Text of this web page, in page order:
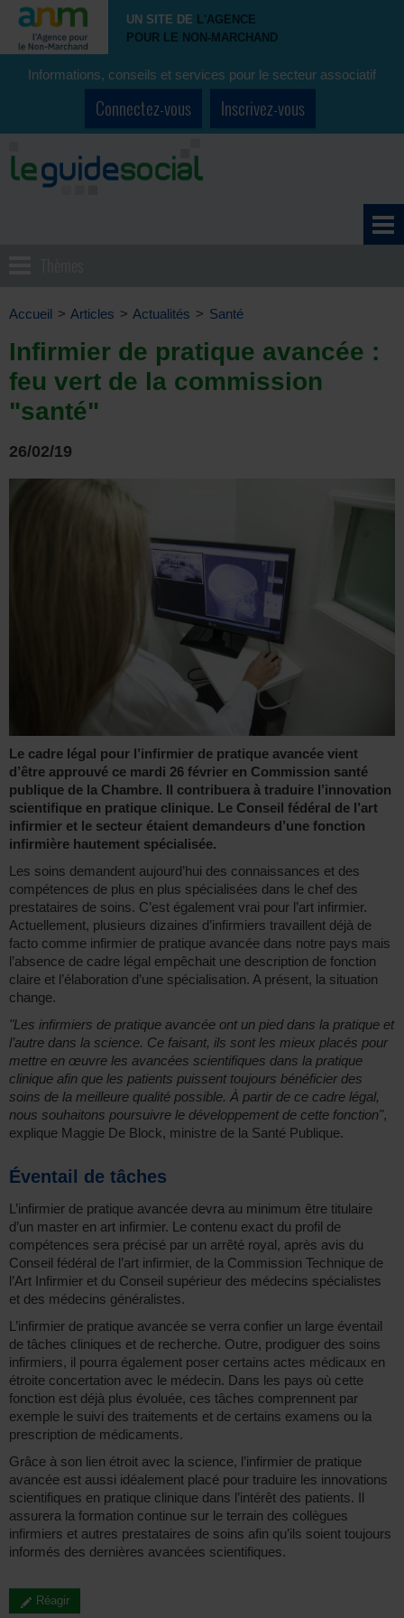
UN SITE DE L'AGENCE
POUR LE NON-MARCHAND
Informations, conseils et services pour le secteur associatif
Connectez-vous Inscrivez-vous
Accueil > Articles > Actualités > Santé
Infirmier de pratique avancée :
feu vert de la commission
"santé"
26/02/19
Le cadre légal pour l’infirmier de pratique avancée vient
d’être approuvé ce mardi 26 février en Commission santé
publique de la Chambre. Il contribuera à traduire l’innovation
scientifique en pratique clinique. Le Conseil fédéral de l’art
infirmier et le secteur étaient demandeurs d’une fonction
infirmière hautement spécialisée.
Les soins demandent aujourd’hui des connaissances et des
compétences de plus en plus spécialisées dans le chef des
prestataires de soins. C’est également vrai pour l’art infirmier.
Actuellement, plusieurs dizaines d’infirmiers travaillent déjà de
facto comme infirmier de pratique avancée dans notre pays mais
l’absence de cadre légal empêchait une description de fonction
claire et l’élaboration d’une spécialisation. A présent, la situation
change.
"Les infirmiers de pratique avancée ont un pied dans la pratique et
l’autre dans la science. Ce faisant, ils sont les mieux placés pour
mettre en œuvre les avancées scientifiques dans la pratique
clinique afin que les patients puissent toujours bénéficier des
soins de la meilleure qualité possible. À partir de ce cadre légal,
nous souhaitons poursuivre le développement de cette fonction",
explique Maggie De Block, ministre de la Santé Publique.
Éventail de tâches
L’infirmier de pratique avancée devra au minimum être titulaire
d’un master en art infirmier. Le contenu exact du profil de
compétences sera précisé par un arrêté royal, après avis du
Conseil fédéral de l’art infirmier, de la Commission Technique de
l’Art Infirmier et du Conseil supérieur des médecins spécialistes
et des médecins généralistes.
L’infirmier de pratique avancée se verra confier un large éventail
de tâches cliniques et de recherche. Outre, prodiguer des soins
infirmiers, il pourra également poser certains actes médicaux en
étroite concertation avec le médecin. Dans les pays où cette
fonction est déjà plus évoluée, ces tâches comprennent par
exemple le suivi des traitements et de certains examens ou la
prescription de médicaments.
Grâce à son lien étroit avec la science, l’infirmier de pratique
avancée est aussi idéalement placé pour traduire les innovations
scientifiques en pratique clinique dans l’intérêt des patients. Il
assurera la formation continue sur le terrain des collègues
infirmiers et autres prestataires de soins afin qu’ils soient toujours
informés des dernières avancées scientifiques.
Réagir